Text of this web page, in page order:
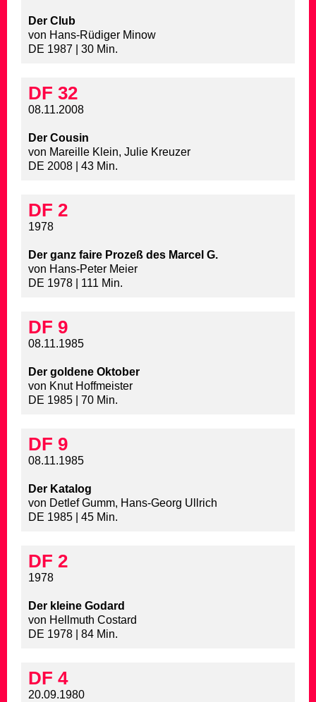
Der Club
von Hans-Rüdiger Minow
DE 1987 | 30 Min.
DF 32
08.11.2008
Der Cousin
von Mareille Klein, Julie Kreuzer
DE 2008 | 43 Min.
DF 2
1978
Der ganz faire Prozeß des Marcel G.
von Hans-Peter Meier
DE 1978 | 111 Min.
DF 9
08.11.1985
Der goldene Oktober
von Knut Hoffmeister
DE 1985 | 70 Min.
DF 9
08.11.1985
Der Katalog
von Detlef Gumm, Hans-Georg Ullrich
DE 1985 | 45 Min.
DF 2
1978
Der kleine Godard
von Hellmuth Costard
DE 1978 | 84 Min.
DF 4
20.09.1980